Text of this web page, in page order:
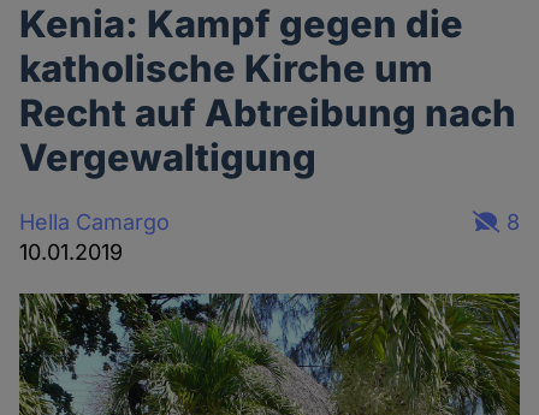
Kenia: Kampf gegen die
katholische Kirche um
Recht auf Abtreibung nach
Vergewaltigung
Hella Camargo
10.01.2019
8